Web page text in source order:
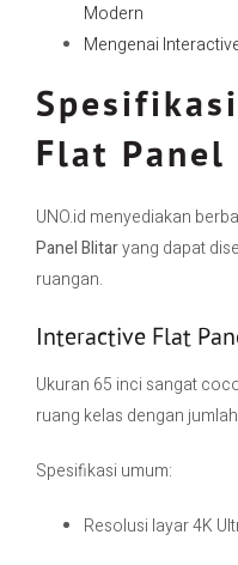
Modern
Mengenai
Flat Panel
UNO.id menyediakan
Panel Blitaryang dapat
ruangan.
Interactive Flat
Ukuran 65 inci sangat
ruang kelas dengan
Spesifikasi umum:
Resolusi layar 4K